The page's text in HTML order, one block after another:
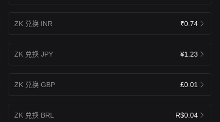
ZK 兑换 INR ₹0.74
ZK 兑换 JPY ¥1.23
ZK 兑换 GBP £0.01
ZK 兑换 BRL R$0.04